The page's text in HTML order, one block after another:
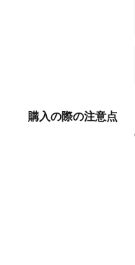
購入の際の注意点